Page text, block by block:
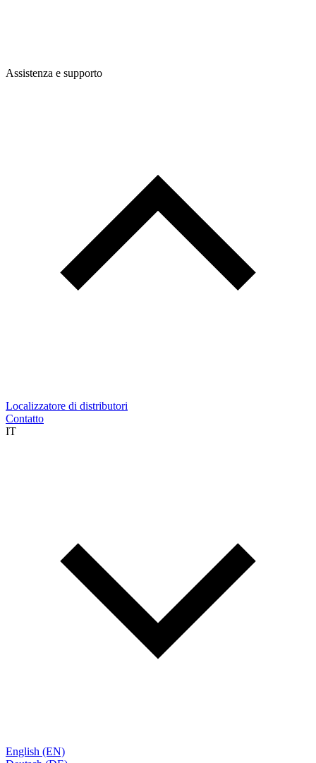
Assistenza e supporto
Localizzatore di distributori
Contatto
IT
English (EN)